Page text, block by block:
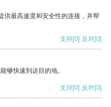
供最高速度和安全性的连接，并帮
支持[0] 反对[0]
够快速到达目的地。
支持[0] 反对[0]